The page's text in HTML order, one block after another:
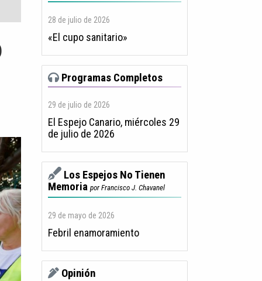
28 de julio de 2026
«El cupo sanitario»
Programas Completos
29 de julio de 2026
El Espejo Canario, miércoles 29
de julio de 2026
Los Espejos No Tienen
Memoria por Francisco J. Chavanel
29 de mayo de 2026
Febril enamoramiento
Opinión